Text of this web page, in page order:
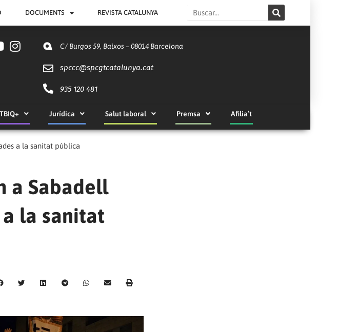
DOCUMENTS REVISTA CATALUNYA Search
C/ Burgos 59, Baixos – 08014 Barcelona
spccc@spcgtcatalunya.cat
935 120 481
Jurídica Salut laboral Premsa Afilia’t
a la sanitat pública
a Sabadell
la sanitat